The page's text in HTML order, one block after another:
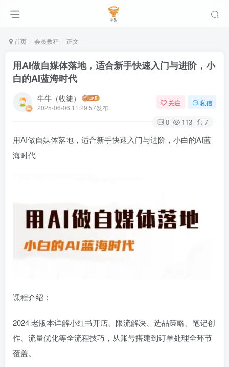
首页 会员教程 正文
用AI做自媒体落地，适合新手快速入门与进阶，小
白的AI蓝海时代
牛牛（收徒）
2025-06-06 11:29:57发布
关注 私信
0 113 7
用AI做自媒体落地，适合新手快速入门与进阶，小白的AI蓝
海时代
课程介绍：
2024 老版本详解小红书开店、限流解决、选品策略、笔记创
作、流量优化等全流程技巧，从账号搭建到订单处理全环节
覆盖。